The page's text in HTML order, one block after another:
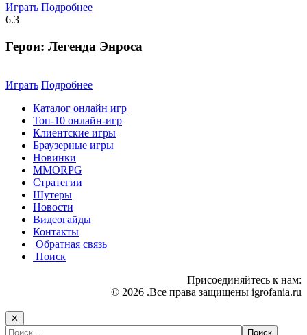
Играть Подробнее
6.3
Герои: Легенда Энроса
Играть Подробнее
Каталог онлайн игр
Топ-10 онлайн-игр
Клиентские игры
Браузерные игры
Новинки
MMORPG
Стратегии
Шутеры
Новости
Видеогайды
Контакты
Обратная связь
Поиск
Присоединяйтесь к нам:
© 2026 .Все права защищены igrofania.ru
✕